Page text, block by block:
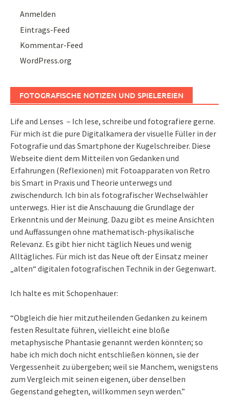
Anmelden
Eintrags-Feed
Kommentar-Feed
WordPress.org
FOTOGRAFISCHE NOTIZEN UND SPIELEREIEN
Life and Lenses – Ich lese, schreibe und fotografiere gerne.
Für mich ist die pure Digitalkamera der visuelle Füller in der
Fotografie und das Smartphone der Kugelschreiber. Diese
Webseite dient dem Mitteilen von Gedanken und
Erfahrungen (Reflexionen) mit Fotoapparaten von Retro
bis Smart in Praxis und Theorie unterwegs und
zwischendurch. Ich bin als fotografischer Wechselwähler
unterwegs. Hier ist die Anschauung die Grundlage der
Erkenntnis und der Meinung. Dazu gibt es meine Ansichten
und Auffassungen ohne mathematisch-physikalische
Relevanz. Es gibt hier nicht täglich Neues und wenig
Alltägliches. Für mich ist das Neue oft der Einsatz meiner
„alten“ digitalen fotografischen Technik in der Gegenwart.
Ich halte es mit Schopenhauer:
“Obgleich die hier mitzutheilenden Gedanken zu keinem
festen Resultate führen, vielleicht eine bloße
metaphysische Phantasie genannt werden könnten; so
habe ich mich doch nicht entschließen können, sie der
Vergessenheit zu übergeben; weil sie Manchem, wenigstens
zum Vergleich mit seinen eigenen, über denselben
Gegenstand gehegten, willkommen seyn werden.”